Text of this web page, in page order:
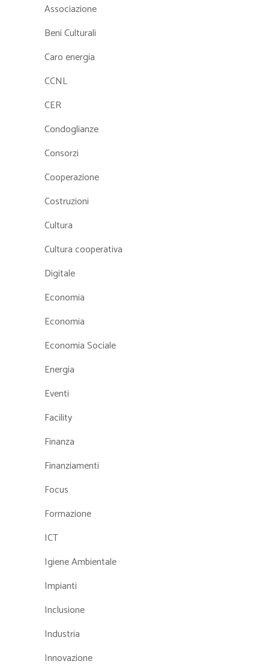
Associazione
Beni Culturali
Caro energia
CCNL
CER
Condoglianze
Consorzi
Cooperazione
Costruzioni
Cultura
Cultura cooperativa
Digitale
Economia
Economia
Economia Sociale
Energia
Eventi
Facility
Finanza
Finanziamenti
Focus
Formazione
ICT
Igiene Ambientale
Impianti
Inclusione
Industria
Innovazione